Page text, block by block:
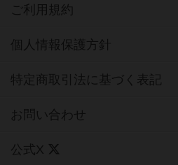
ご利用規約
個人情報保護方針
特定商取引法に基づく表記
お問い合わせ
公式X